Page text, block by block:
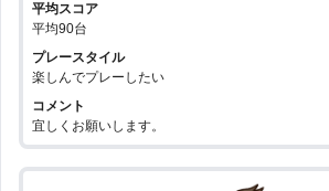
平均スコア
平均90台
プレースタイル
楽しんでプレーしたい
コメント
宜しくお願いします。